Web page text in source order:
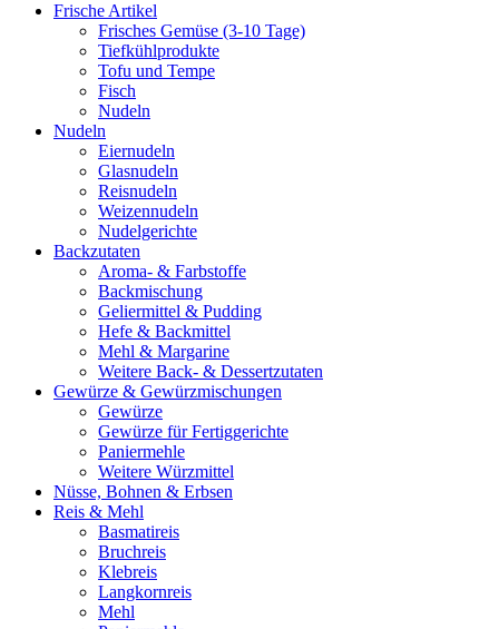
Frische Artikel
Frisches Gemüse (3-10 Tage)
Tiefkühlprodukte
Tofu und Tempe
Fisch
Nudeln
Nudeln
Eiernudeln
Glasnudeln
Reisnudeln
Weizennudeln
Nudelgerichte
Backzutaten
Aroma- & Farbstoffe
Backmischung
Geliermittel & Pudding
Hefe & Backmittel
Mehl & Margarine
Weitere Back- & Dessertzutaten
Gewürze & Gewürzmischungen
Gewürze
Gewürze für Fertiggerichte
Paniermehle
Weitere Würzmittel
Nüsse, Bohnen & Erbsen
Reis & Mehl
Basmatireis
Bruchreis
Klebreis
Langkornreis
Mehl